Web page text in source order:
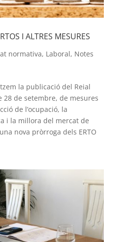
I ALTRES MESURES
normativa, Laboral, Notes
la publicació del Reial
28 de setembre, de mesures
de l’ocupació, la
i la millora del mercat de
nova pròrroga dels ERTO